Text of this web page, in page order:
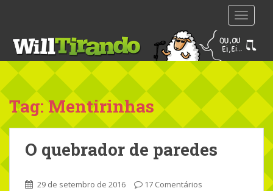
t
m
n
o
Tag: Mentirinhas
O quebrador de paredes
29 de setembro de 2016 17 Comentários